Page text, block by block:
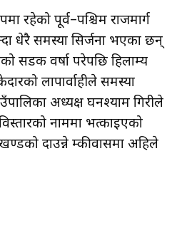
रहेको पूर्व–पश्चिम राजमार्ग
धेरै समस्या सिर्जना भएका छन्
सडक वर्षा परेपछि हिलाम्य
लापार्वाहीले समस्या
अध्यक्ष घनश्याम गिरीले
नाममा भत्काइएको
दाउन्ने दुम्कीवासमा अहिले